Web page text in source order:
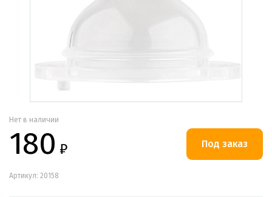
Нет в наличии
180 ₽
Артикул: 20158